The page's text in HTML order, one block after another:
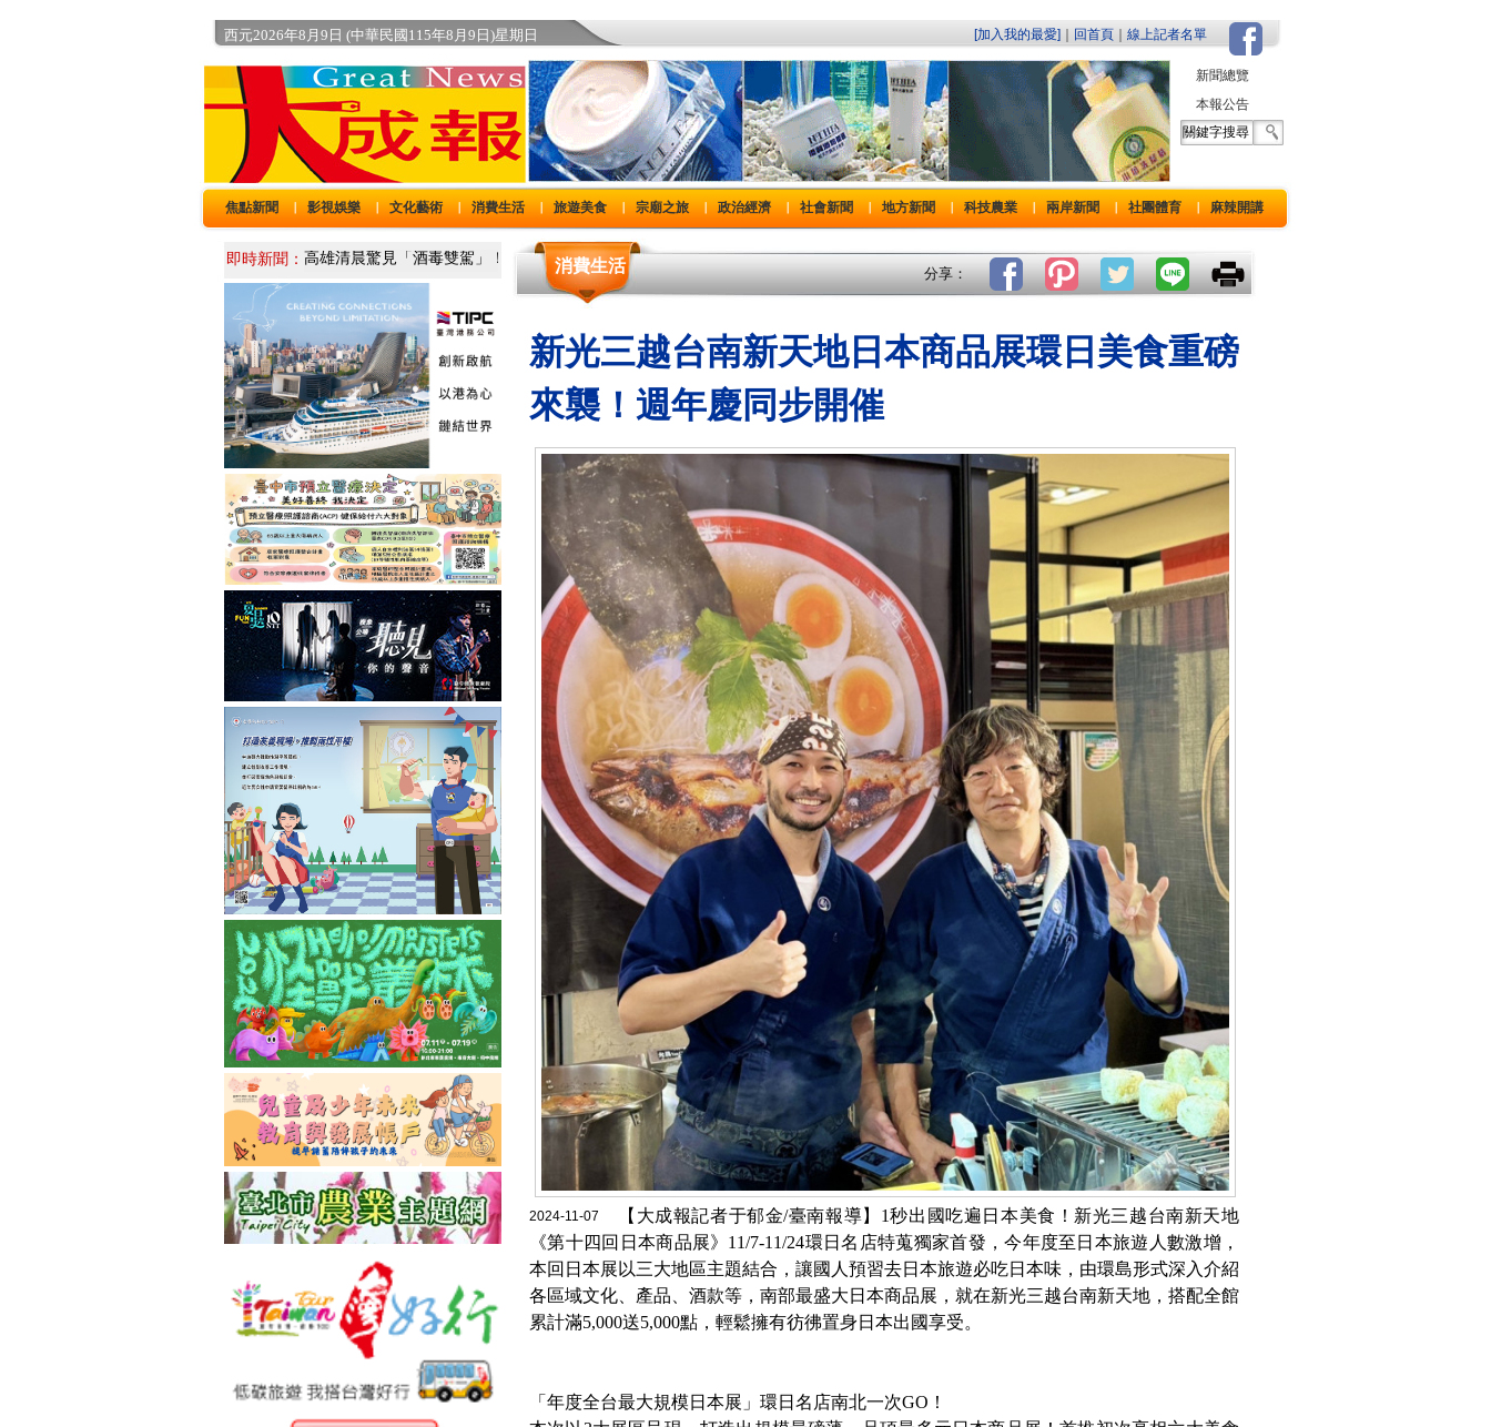
西元2026年8月9日 (中華民國115年8月9日)星期日 [加入我的最愛] 回首頁 線上記者名單
新聞總覽
本報公告
焦點新聞 影視娛樂 文化藝術 消費生活 旅遊美食 宗廟之旅 政治經濟 社會新聞 地方新聞 科技農業 兩岸新聞 社團體育 麻辣開講
即時新聞： 消費生活 分享：
新光三越台南新天地日本商品展環日美食重磅
來襲！週年慶同步開催
2024-11-07
【大成報記者于郁金/臺南報導】1秒出國吃遍日本美食！新光三越台南新天地
《第十四回日本商品展》11/7-11/24環日名店特蒐獨家首發，今年度至日本旅遊人數激增，
本回日本展以三大地區主題結合，讓國人預習去日本旅遊必吃日本味，由環島形式深入介紹
各區域文化、產品、酒款等，南部最盛大日本商品展，就在新光三越台南新天地，搭配全館
累計滿5,000送5,000點，輕鬆擁有彷彿置身日本出國享受。
「年度全台最大規模日本展」環日名店南北一次GO！